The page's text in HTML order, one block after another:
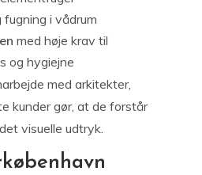
fugning i vådrum
med høje krav til
og hygiejne
med arkitekter,
kunder gør, at de forstår
visuelle udtryk.